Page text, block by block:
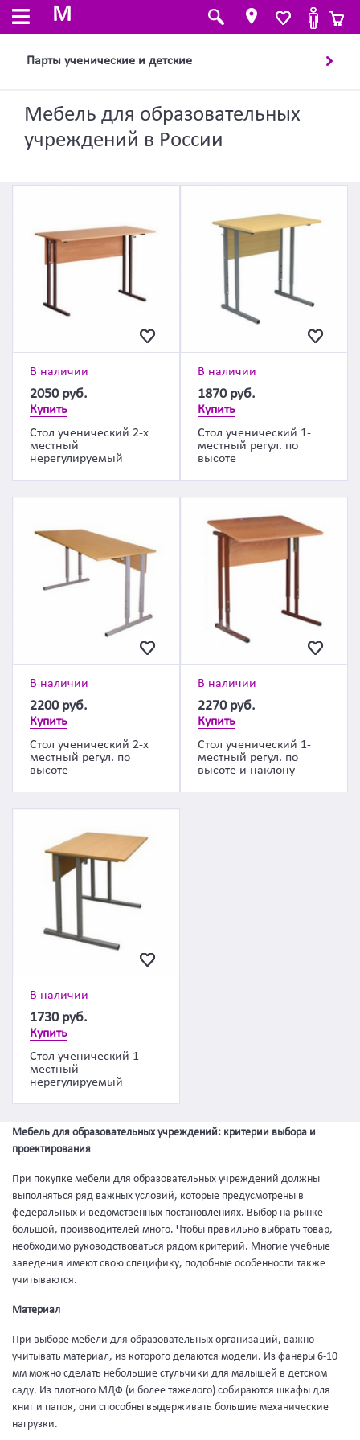
M
Парты ученические и детские
Мебель для образовательных
учреждений в России
В наличии
2050 руб.
Купить
Стол ученический 2-х
местный
нерегулируемый
В наличии
1870 руб.
Купить
Стол ученический 1-
местный регул. по
высоте
В наличии
2200 руб.
Купить
Стол ученический 2-х
местный регул. по
высоте
В наличии
2270 руб.
Купить
Стол ученический 1-
местный регул. по
высоте и наклону
В наличии
1730 руб.
Купить
Стол ученический 1-
местный
нерегулируемый
Мебель для образовательных учреждений: критерии выбора и
проектирования
При покупке мебели для образовательных учреждений должны
выполняться ряд важных условий, которые предусмотрены в
федеральных и ведомственных постановлениях. Выбор на рынке
большой, производителей много. Чтобы правильно выбрать товар,
необходимо руководствоваться рядом критерий. Многие учебные
заведения имеют свою специфику, подобные особенности также
учитываются.
Материал
При выборе мебели для образовательных организаций, важно
учитывать материал, из которого делаются модели. Из фанеры 6-10
мм можно сделать небольшие стульчики для малышей в детском
саду. Из плотного МДФ (и более тяжелого) собираются шкафы для
книг и папок, они способны выдерживать большие механические
нагрузки.